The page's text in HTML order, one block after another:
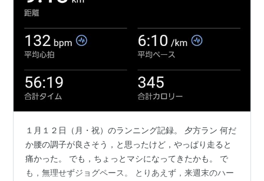
１月１２日（月・祝）のランニング記録。 夕方ラン 何だ
か腰の調子が良さそう，と思ったけど，やっぱり走ると
痛かった。 でも，ちょっとマシになってきたかも。 で
も，無理せずジョグペース。 とりあえず，来週末のハー